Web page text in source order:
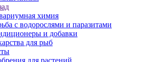
химия
с водорослями и паразитами
и добавки
для рыб
для растений